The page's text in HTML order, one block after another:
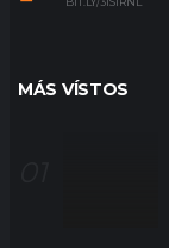
MÁS VÍSTOS